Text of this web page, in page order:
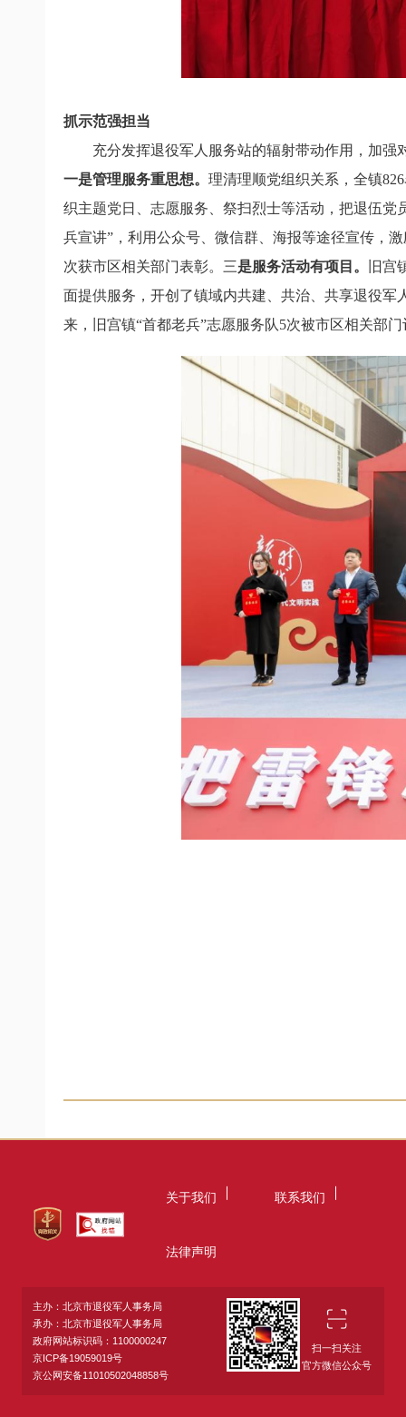
抓示范强担当
充分发挥退役军人服务站的辐射带动作用，加
一是管理服务重思想。 理清理顺党组织关系，全镇826
织主题党日、志愿服务、祭扫烈士等活动，把退伍党
兵宣讲”，利用公众号、微信群、海报等途径宣传，
次获市区相关部门表彰。三是服务活动有项目。
旧宫
面提供服务， 开创了镇域内共建、共治、共享退役军
来，旧宫镇“首都老兵”志愿服务队5次被市区相关部
关于我们 联系我们
法律声明
主办：北京市退役军人事务局
承办：北京市退役军人事务局
政府网站标识码：1100000247
京ICP备19059019号
京公网安备11010502048858号
扫一扫关注
官方微信公众号